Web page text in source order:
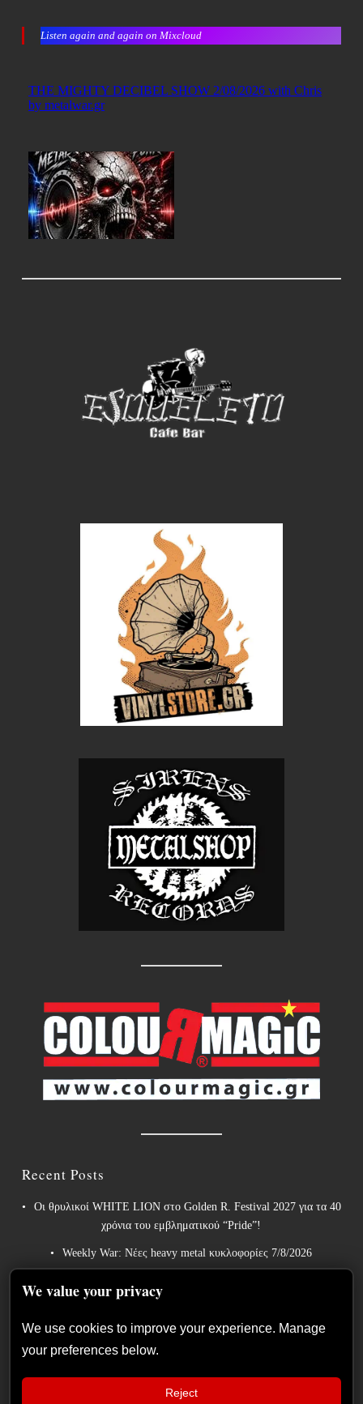
Listen again and again on Mixcloud
Recent Posts
Οι θρυλικοί WHITE LION στο Golden R. Festival 2027 για τα 40
χρόνια του εμβληματικού “Pride”!
Weekly War: Νέες heavy metal κυκλοφορίες 7/8/2026
Lost, Nevermore, Lamb of God και ένα ιδανικό φινάλε στο
Οι Γερμανοί πρωτοπόροι του συμφωνικού metal XANDRIA
Οι Wayfarer κυκλοφορούν νέο τραγούδι με τη συμμετοχή του
We value your privacy
We use cookies to improve your experience. Manage
your preferences below.
Reject